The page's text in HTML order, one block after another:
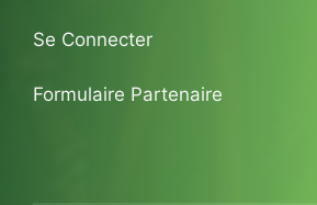
Se Connecter
Formulaire Partenaire